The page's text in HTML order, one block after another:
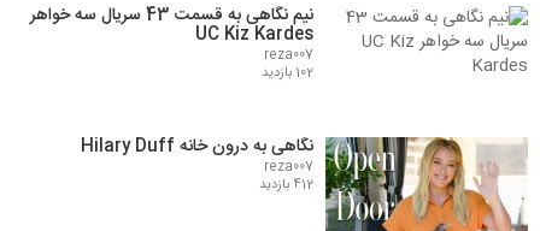
نیم نگاهی به قسمت 43 سریال سه خواهر
UC Kiz Kardes
reza007
102 بازدید
نگاهی به درون خانه Hilary Duff
reza007
412 بازدید